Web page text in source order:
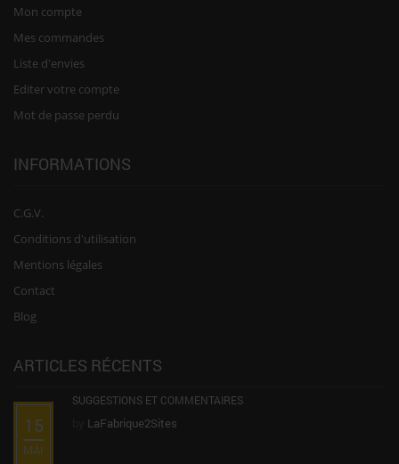
Mon compte
Mes commandes
Liste d'envies
Editer votre compte
Mot de passe perdu
INFORMATIONS
C.G.V.
Conditions d'utilisation
Mentions légales
Contact
Blog
ARTICLES RÉCENTS
15
MAI
SUGGESTIONS ET COMMENTAIRES
LaFabrique2Sites